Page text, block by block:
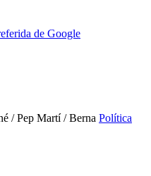
de Google
/ Pep Martí / Berna Política